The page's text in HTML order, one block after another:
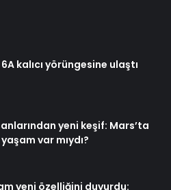
kalıcı yörüngesine ulaştı
yeni keşif: Mars’ta
var mıydı?
yeni özelliğini duyurdu: